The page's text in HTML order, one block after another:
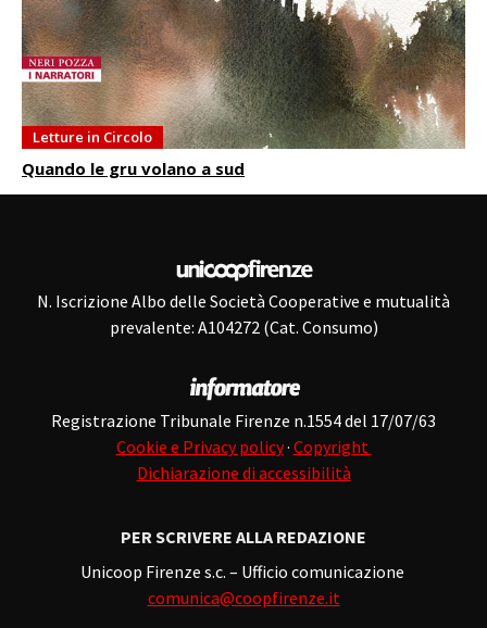
Letture in Circolo
Quando le gru volano a sud
N. Iscrizione Albo delle Società Cooperative e mutualità
prevalente: A104272 (Cat. Consumo)
Registrazione Tribunale Firenze n.1554 del 17/07/63
Cookie e Privacy policy· Copyright
Dichiarazione di accessibilità
PER SCRIVERE ALLA REDAZIONE
Unicoop Firenze s.c. – Ufficio comunicazione
comunica@coopfirenze.it